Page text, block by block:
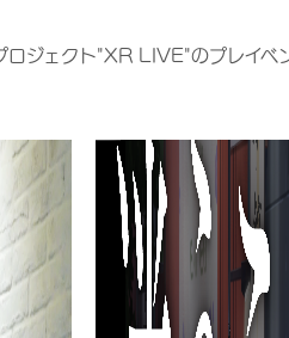
ジェクト"XR LIVE"のプレイベ